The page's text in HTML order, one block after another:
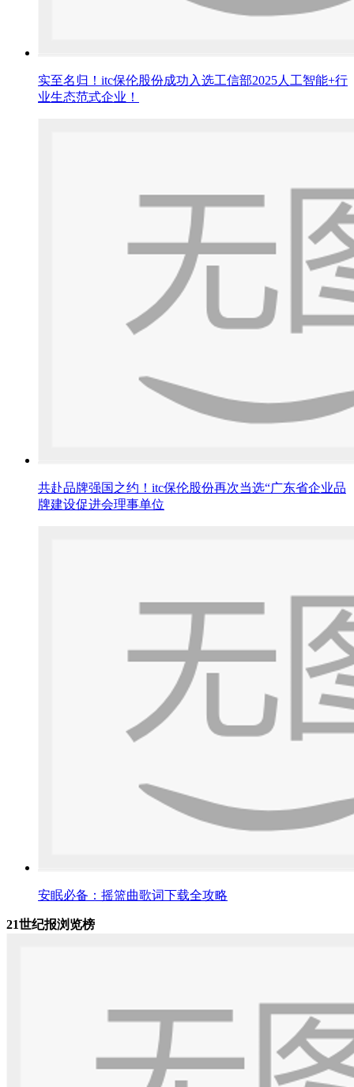
实至名归！itc保伦股份成功入选工信部2025人工智能+行
业生态范式企业！
共赴品牌强国之约！itc保伦股份再次当选“广东省企业品
牌建设促进会理事单位
安眠必备：摇篮曲歌词下载全攻略
21世纪报浏览榜